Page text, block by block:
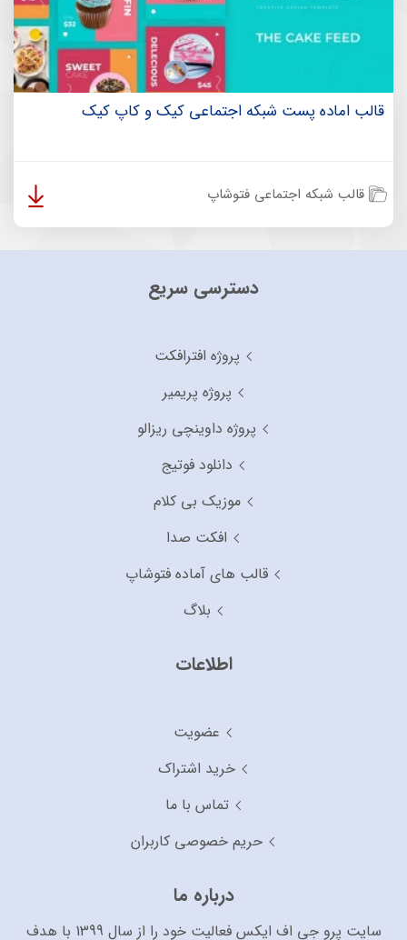
قالب اماده پست شبکه اجتماعی کیک و کاپ کیک
قالب شبکه اجتماعی فتوشاپ
دسترسی سریع
پروژه افترافکت
پروژه پریمیر
پروژه داوینچی ریزالو
دانلود فوتیج
موزیک بی کلام
افکت صدا
قالب های آماده فتوشاپ
بلاگ
اطلاعات
عضویت
خرید اشتراک
تماس با ما
حریم خصوصی کاربران
درباره ما
سایت پرو جی اف ایکس فعالیت خود را از سال 1399 با هدف